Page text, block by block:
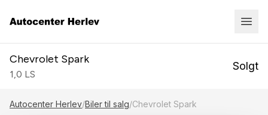
Chevrolet Spark
1,0 LS
Solgt
Autocenter Herlev/Biler til salg/Chevrolet Spark